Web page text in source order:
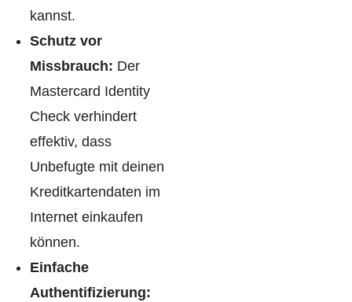
kannst.
Schutz vor
Missbrauch: Der
Mastercard Identity
Check verhindert
effektiv, dass
Unbefugte mit deinen
Kreditkartendaten im
Internet einkaufen
können.
Einfache
Authentifizierung: